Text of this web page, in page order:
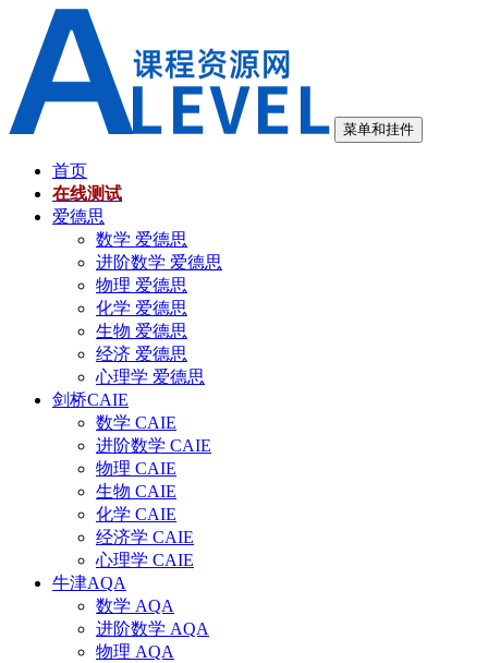
菜单和挂件
首页
在线测试
爱德思
数学 爱德思
进阶数学 爱德思
物理 爱德思
化学 爱德思
生物 爱德思
经济 爱德思
心理学 爱德思
剑桥CAIE
数学 CAIE
进阶数学 CAIE
物理 CAIE
生物 CAIE
化学 CAIE
经济学 CAIE
心理学 CAIE
牛津AQA
数学 AQA
进阶数学 AQA
物理 AQA